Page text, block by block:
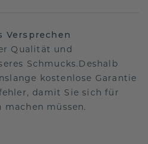
Versprechen
Qualität und
Schmucks.Deshalb
kostenlose Garantie
damit Sie sich für
müssen.